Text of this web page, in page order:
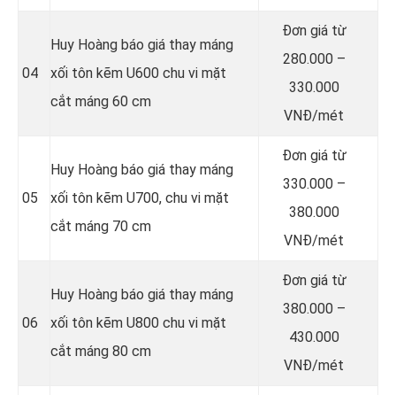
04
Huy Hoàng báo giá thay máng
xối tôn kẽm U600 chu vi mặt
cắt máng 60 cm
Đơn giá từ
280.000 –
330.000
VNĐ/mét
05
Huy Hoàng báo giá thay máng
xối tôn kẽm U700, chu vi mặt
cắt máng 70 cm
Đơn giá từ
330.000 –
380.000
VNĐ/mét
06
Huy Hoàng báo giá thay máng
xối tôn kẽm U800 chu vi mặt
cắt máng 80 cm
Đơn giá từ
380.000 –
430.000
VNĐ/mét